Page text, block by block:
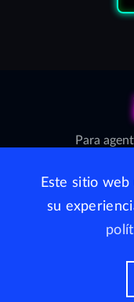
Este sitio
su
Para
WhiteJaguars está